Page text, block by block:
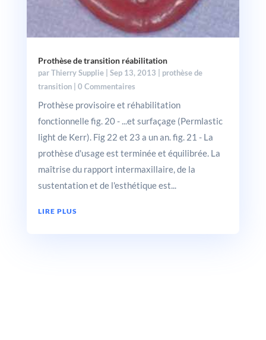
Prothèse de transition réabilitation
parThierry Supplie| Sep 13, 2013
prothèse de
transition| 0 Commentaires
Prothèse provisoire et réhabilitation
fonctionnelle fig. 20 - ...et surfaçage (Permlastic
light de Kerr). Fig 22 et 23 a un an. fig. 21 - La
prothèse d'usage est terminée et équilibrée. La
maîtrise du rapport intermaxillaire, de la
sustentation et de l'esthétique est...
LIRE PLUS